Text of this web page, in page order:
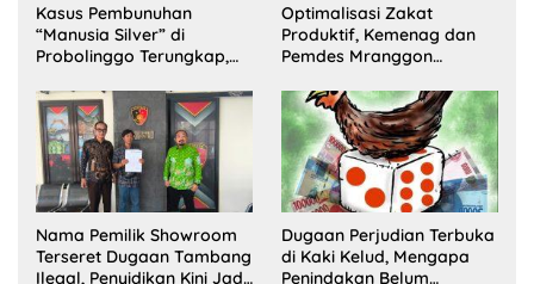
Kasus Pembunuhan
“Manusia Silver” di
Probolinggo Terungkap,
Satu Buron
Optimalisasi Zakat
Produktif, Kemenag dan
Pemdes Mranggon
Pelaksana Kampung
Zakat
Nama Pemilik Showroom
Terseret Dugaan Tambang
Ilegal, Penyidikan Kini Jadi
Dugaan Perjudian Terbuka
di Kaki Kelud, Mengapa
Penindakan Belum